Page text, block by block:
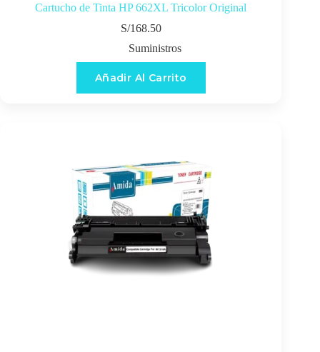
Cartucho de Tinta HP 662XL Tricolor Original
S/168.50
Suministros
Añadir Al Carrito